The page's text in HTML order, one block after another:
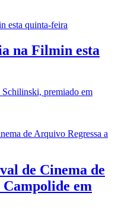
na Filmin esta
premiado em
de Cinema de
em